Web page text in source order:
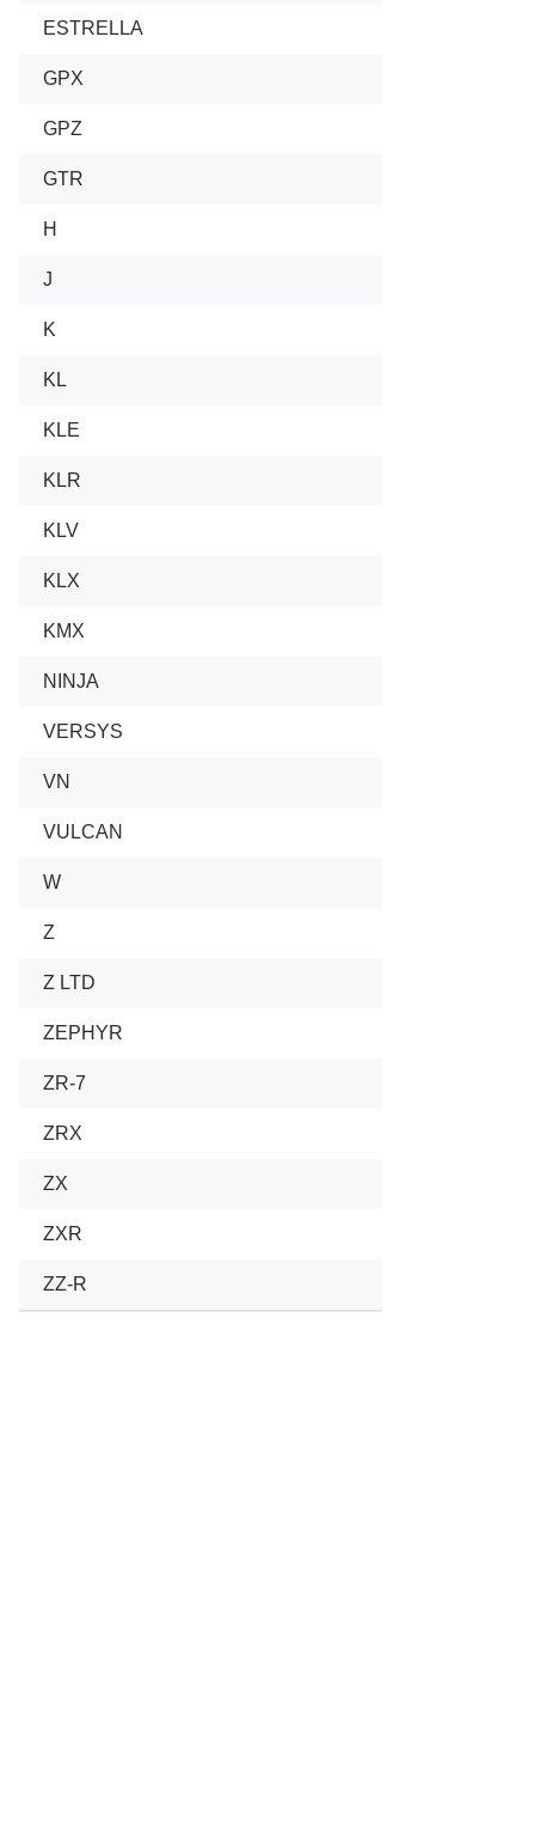
ESTRELLA
GPX
GPZ
GTR
H
J
K
KL
KLE
KLR
KLV
KLX
KMX
NINJA
VERSYS
VN
VULCAN
W
Z
Z LTD
ZEPHYR
ZR-7
ZRX
ZX
ZXR
ZZ-R